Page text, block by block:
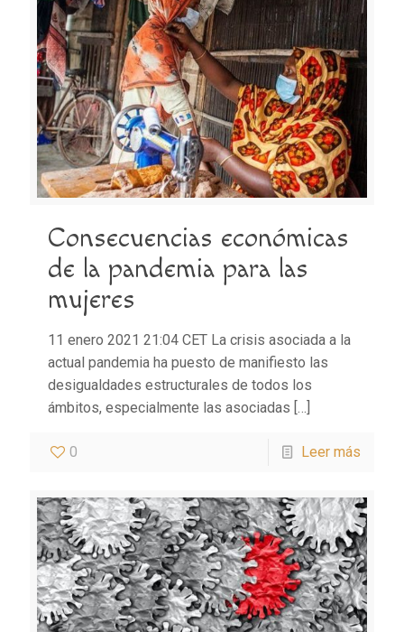
Consecuencias económicas
de la pandemia para las
mujeres
11 enero 2021 21:04 CET La crisis asociada a la
actual pandemia ha puesto de manifiesto las
desigualdades estructurales de todos los
ámbitos, especialmente las asociadas […]
0 Leer más